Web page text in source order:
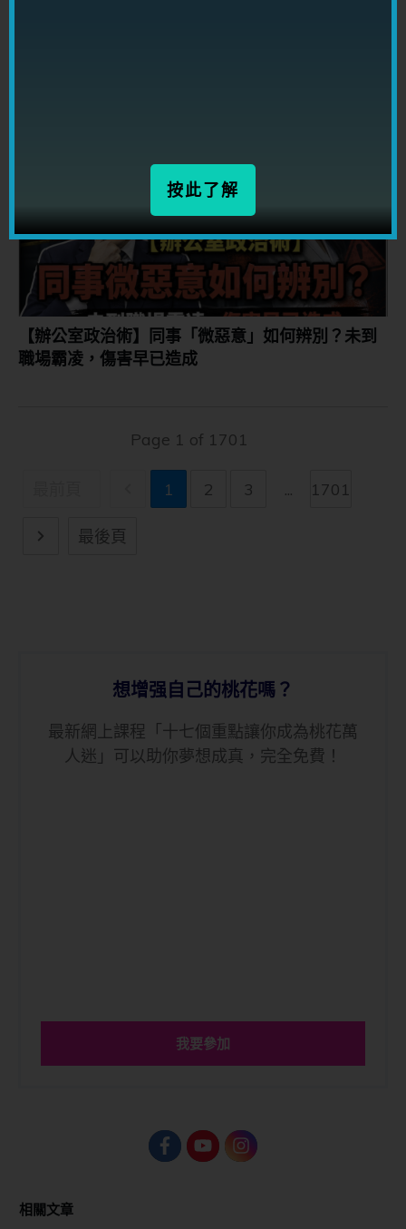
【辦公室政治術】同事「微惡意」如何辨別？未到
職場霸凌，傷害早已造成
Page 1 of 1701
1 2 3 ... 1701
最後頁
想增强自己的桃花嗎？
最新網上課程「十七個重點讓你成為桃花萬
人迷」可以助你夢想成真，完全免費！
我要參加
相關文章
按此了解